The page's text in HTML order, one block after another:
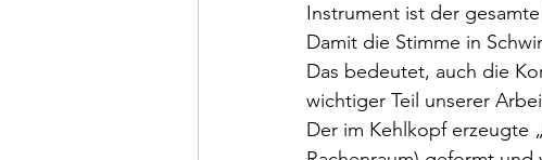
Instrument ist der
Damit die Stimme in
Das bedeutet, auch die
wichtiger Teil unserer
Der im Kehlkopf erzeugte